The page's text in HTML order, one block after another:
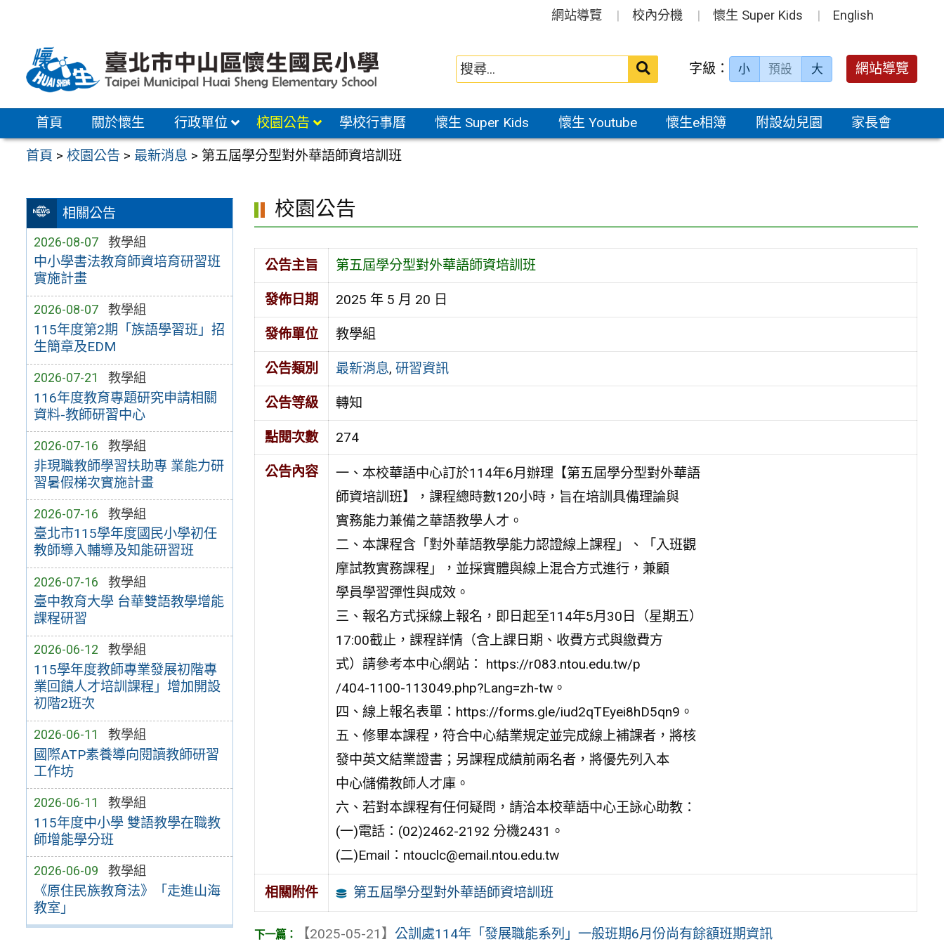
區
網站導覽 校內分機 懷生 Super Kids English
送出 字級： 小 預設 大 網站導覽
首頁 關於懷生 行政單位 校園公告 學校行事曆 懷生 Super Kids 懷生 Youtube 懷生e相簿 附設幼兒園 家長會
首頁 >校園公告 > 最新消息 > 第五屆學分型對外華語師資培訓班
相關公告
2026-08-07 教學組
中小學書法教育師資培育研習班
實施計畫
2026-08-07 教學組
115年度第2期「族語學習班」招
生簡章及EDM
2026-07-21 教學組
116年度教育專題研究申請相關
資料-教師研習中心
2026-07-16 教學組
非現職教師學習扶助專 業能力研
習暑假梯次實施計畫
2026-07-16 教學組
臺北市115學年度國民小學初任
教師導入輔導及知能研習班
2026-07-16 教學組
臺中教育大學 台華雙語教學增能
課程研習
2026-06-12 教學組
115學年度教師專業發展初階專
業回饋人才培訓課程」增加開設
初階2班次
2026-06-11 教學組
國際ATP素養導向閱讀教師研習
工作坊
2026-06-11 教學組
115年度中小學 雙語教學在職教
師增能學分班
2026-06-09 教學組
《原住民族教育法》「走進山海
教室」
校園公告
公告主旨 第五屆學分型對外華語師資培訓班
發佈日期 2025 年 5 月 20 日
發佈單位 教學組
公告類別 最新消息, 研習資訊
公告等級 轉知
點閱次數 274
公告內容
一、本校華語中心訂於114年6月辦理【第五屆學分型對外華語
師資培訓班】，課程總時數120小時，旨在培訓具備理論與
實務能力兼備之華語教學人才。
二、本課程含「對外華語教學能力認證線上課程」、「入班觀
摩試教實務課程」，並採實體與線上混合方式進行，兼顧
學員學習彈性與成效。
三、報名方式採線上報名，即日起至114年5月30日（星期五）
17:00截止，課程詳情（含上課日期、收費方式與繳費方
式）請參考本中心網站： https://r083.ntou.edu.tw/p
/404-1100-113049.php?Lang=zh-tw。
四、線上報名表單：https://forms.gle/iud2qTEyei8hD5qn9。
五、修畢本課程，符合中心結業規定並完成線上補課者，將核
發中英文結業證書；另課程成績前兩名者，將優先列入本
中心儲備教師人才庫。
六、若對本課程有任何疑問，請洽本校華語中心王詠心助教：
(一)電話：(02)2462-2192 分機2431。
(二)Email：ntouclc@email.ntou.edu.tw
相關附件 第五屆學分型對外華語師資培訓班
【2025-05-21】 公訓處114年「發展職能系列」一般班期6月份尚有餘額班期資訊